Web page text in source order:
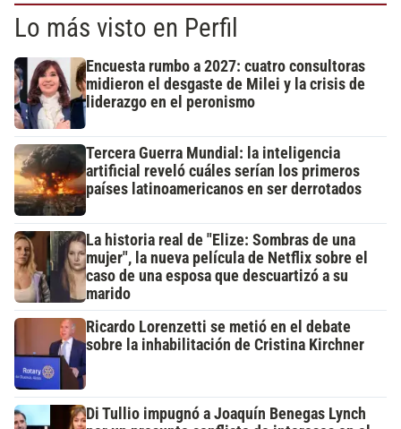
Lo más visto en Perfil
Encuesta rumbo a 2027: cuatro consultoras
midieron el desgaste de Milei y la crisis de
liderazgo en el peronismo
Tercera Guerra Mundial: la inteligencia
artificial reveló cuáles serían los primeros
países latinoamericanos en ser derrotados
La historia real de "Elize: Sombras de una
mujer", la nueva película de Netflix sobre el
caso de una esposa que descuartizó a su
marido
Ricardo Lorenzetti se metió en el debate
sobre la inhabilitación de Cristina Kirchner
Di Tullio impugnó a Joaquín Benegas Lynch